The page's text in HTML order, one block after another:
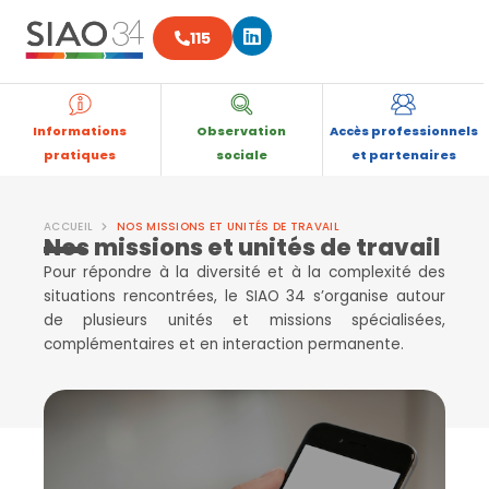
contenu
115 Linkedin
Informations
pratiques
Observation
sociale
Accès professionnels
et partenaires
ACCUEIL NOS MISSIONS ET UNITÉS DE TRAVAIL
Nos missions et unités de travail
Pour répondre à la diversité et à la complexité des
situations rencontrées, le SIAO 34 s’organise autour
de plusieurs unités et missions spécialisées,
complémentaires et en interaction permanente.
Numéro d’urgence sociale disponible